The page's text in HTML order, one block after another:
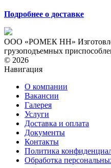
Подробнее о доставке
ООО «РОМЕК НН»
грузоподъемных
© 2026
Навигация
О компании
Вакансии
Галерея
Услуги
Доставка и оплата
Документы
Контакты
Политика
Обработка